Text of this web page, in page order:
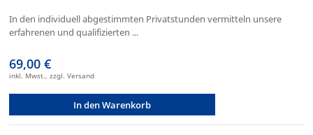
In den individuell abgestimmten Privatstunden vermitteln unsere
erfahrenen und qualifizierten ...
69,00 €
inkl. Mwst., zzgl. Versand
In den Warenkorb